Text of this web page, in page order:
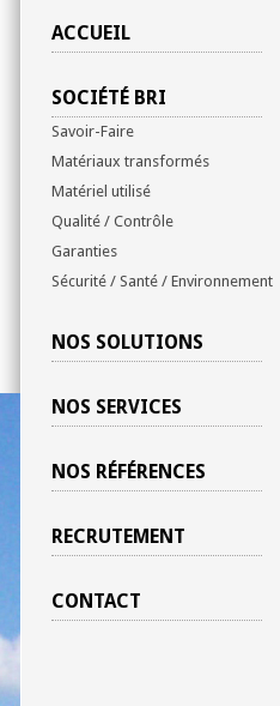
ACCUEIL
SOCIÉTÉ BRI
Savoir-Faire
Matériaux transformés
Matériel utilisé
Qualité / Contrôle
Garanties
Sécurité / Santé / Environnement
NOS SOLUTIONS
NOS SERVICES
NOS RÉFÉRENCES
RECRUTEMENT
CONTACT